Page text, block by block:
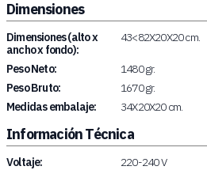
Dimensiones
Dimensiones (alto x
ancho x fondo):
43<82X20X20 cm.
Peso Neto:
1480 gr.
Peso Bruto:
1670 gr.
Medidas embalaje:
34X20X20 cm.
Información Técnica
Voltaje: 220-240 V